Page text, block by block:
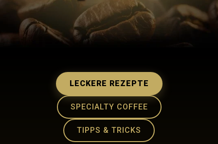
LECKERE REZEPTE
SPECIALTY COFFEE
TIPPS & TRICKS